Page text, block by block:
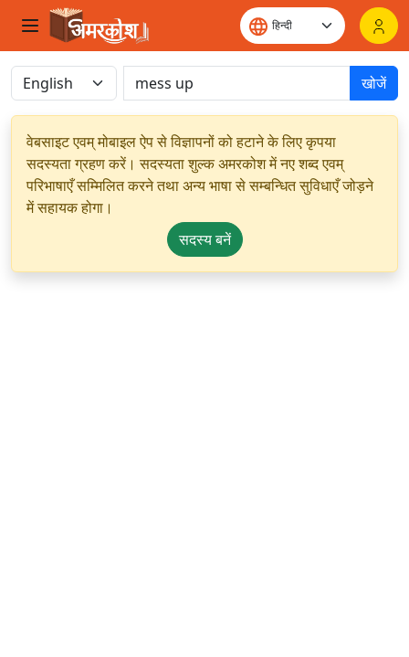
खोजें
वेबसाइट एवम् मोबाइल ऐप से विज्ञापनों को हटाने के लिए कृपया
सदस्यता ग्रहण करें। सदस्यता शुल्क अमरकोश में नए शब्द एवम्
परिभाषाएँ सम्मिलित करने तथा अन्य भाषा से सम्बन्धित सुविधाएँ जोड़ने
में सहायक होगा।
सदस्य बनें